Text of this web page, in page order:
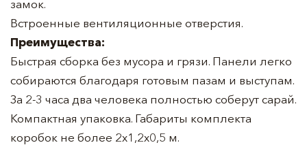
замок.
Встроенные вентиляционные отверстия.
Преимущества:
Быстрая сборка без мусора и грязи. Панели легко
собираются благодаря готовым пазам и выступам.
За 2-3 часа два человека полностью соберут сарай.
Компактная упаковка. Габариты комплекта
коробок не более 2х1,2х0,5 м.